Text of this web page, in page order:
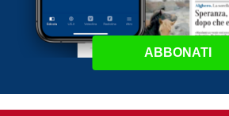
ABBONATI